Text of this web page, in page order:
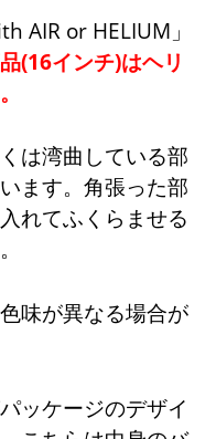
AIR or HELIUM」
(16インチ)はヘリ
は湾曲している部
ます。角張った部
れてふくらませる
味が異なる場合が
ッケージのデザイ